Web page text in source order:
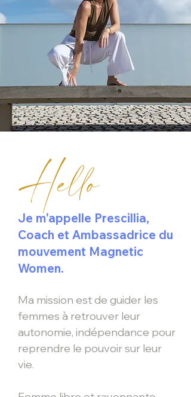
Hello
Je m'appelle Prescillia,
Coach et Ambassadrice du
mouvement Magnetic
Women.
Ma mission est de guider les
femmes à retrouver leur
autonomie, indépendance pour
reprendre le pouvoir sur leur
vie.